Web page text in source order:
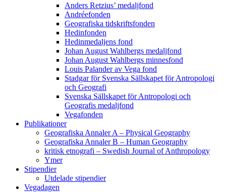
Anders Retzius’ medaljfond
Andréefonden
Geografiska tidskriftsfonden
Hedinfonden
Hedinmedaljens fond
Johan August Wahlbergs medaljfond
Johan August Wahlbergs minnesfond
Louis Palander av Vega fond
Stadgar för Svenska Sällskapet för Antropologi
och Geografi
Svenska Sällskapet för Antropologi och
Geografis medaljfond
Vegafonden
Publikationer
Geografiska Annaler A – Physical Geography
Geografiska Annaler B – Human Geography
kritisk etnografi – Swedish Journal of Anthropology
Ymer
Stipendier
Utdelade stipendier
Vegadagen